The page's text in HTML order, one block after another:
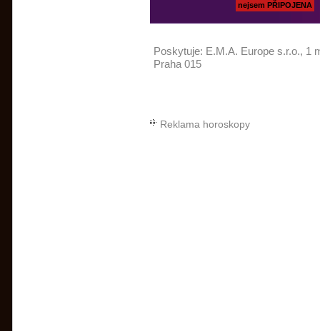
nejsem PŘIPOJENA
Poskytuje: E.M.A. Europe s.r.o., 1
Praha 015
Reklama horoskopy